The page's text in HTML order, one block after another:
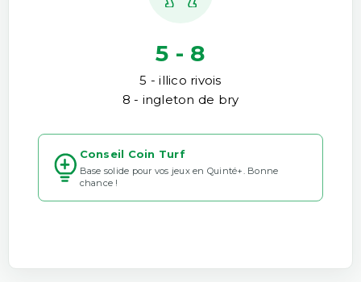
5 - 8
5 - illico rivois
8 - ingleton de bry
Conseil Coin Turf
Base solide pour vos jeux en Quinté+. Bonne
chance !